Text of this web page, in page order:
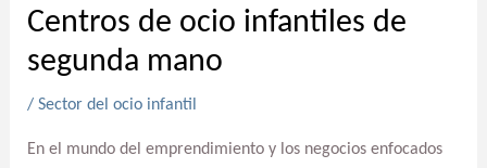
Centros de ocio infantiles de
segunda mano
/ Sector del ocio infantil
En el mundo del emprendimiento y los negocios enfocados